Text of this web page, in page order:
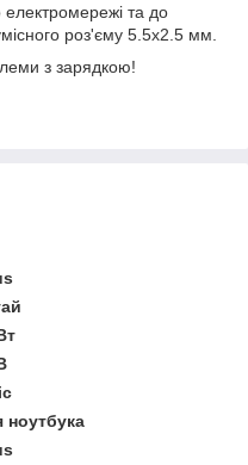
електромережі та до
роз'єму 5.5x2.5 мм.
з зарядкою!
ноутбука